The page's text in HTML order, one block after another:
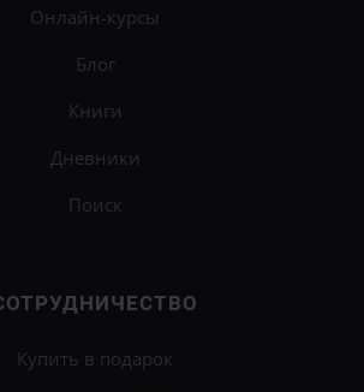
Онлайн-курсы
Блог
Книги
Дневники
Поиск
Купить в подарок